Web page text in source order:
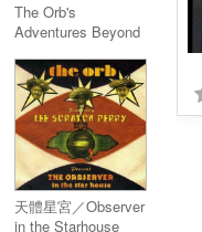
The Orb's
Adventures Beyond
Deluxe Edition
(2CD)
天體星宮／Observer
in the Starhouse